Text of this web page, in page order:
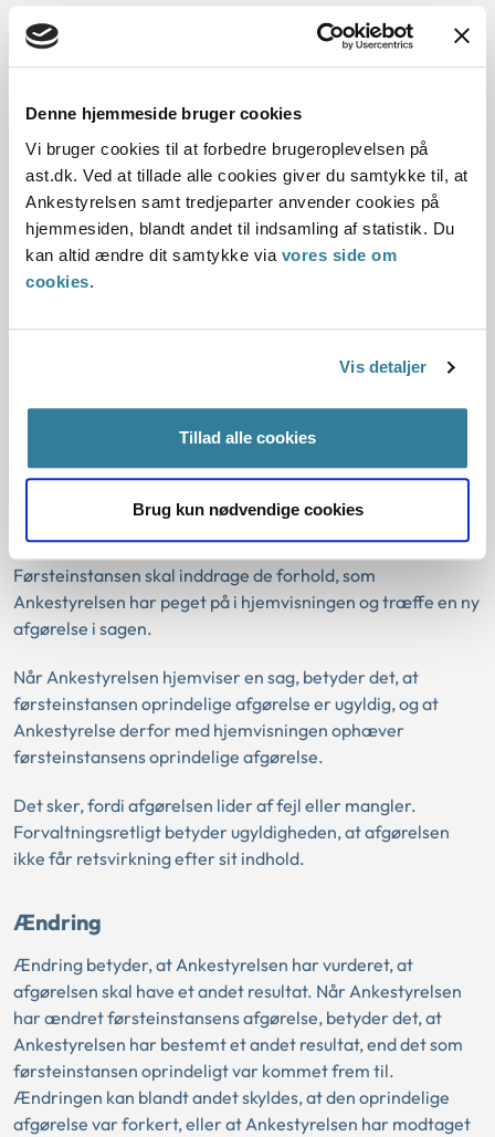
Denne hjemmeside bruger cookies
Vi bruger cookies til at forbedre brugeroplevelsen på
ast.dk. Ved at tillade alle cookies giver du samtykke til, at
Ankestyrelsen samt tredjeparter anvender cookies på
hjemmesiden, blandt andet til indsamling af statistik. Du
kan altid ændre dit samtykke via vores side om
cookies.
Vis detaljer
Tillad alle cookies
Brug kun nødvendige cookies
Talportalen er senest opdateret med statistik for hele 2023
i marts 2024 efter høring ved kommunerne af
ankestatistikken for de kommunale social- og
tilgængelig omkring medio maj 2024.
Gå til talportalen
Hvis du har spørgsmål til Ankestyrelsens statistik om vores
sagsbehandling, er du velkommen til at skrive
som førsteinstans gerne vide mere om de sager, som
Definition af begreber
Hjemvisning
Hjemvisning betyder, at ankestyrelsen sender sagen tilbage
til førsteinstansen, og de skal behandle sagen igen.
Førsteinstansen skal inddrage de forhold, som
Ankestyrelsen har peget på i hjemvisningen og træffe en ny
afgørelse i sagen.
Når Ankestyrelsen hjemviser en sag, betyder det, at
førsteinstansen oprindelige afgørelse er ugyldig, og at
Ankestyrelse derfor med hjemvisningen ophæver
førsteinstansens oprindelige afgørelse.
Det sker, fordi afgørelsen lider af fejl eller mangler.
Forvaltningsretligt betyder ugyldigheden, at afgørelsen
ikke får retsvirkning efter sit indhold.
Ændring
Ændring betyder, at Ankestyrelsen har vurderet, at
afgørelsen skal have et andet resultat. Når Ankestyrelsen
har ændret førsteinstansens afgørelse, betyder det, at
Ankestyrelsen har bestemt et andet resultat, end det som
førsteinstansen oprindeligt var kommet frem til.
Ændringen kan blandt andet skyldes, at den oprindelige
afgørelse var forkert, eller at Ankestyrelsen har modtaget